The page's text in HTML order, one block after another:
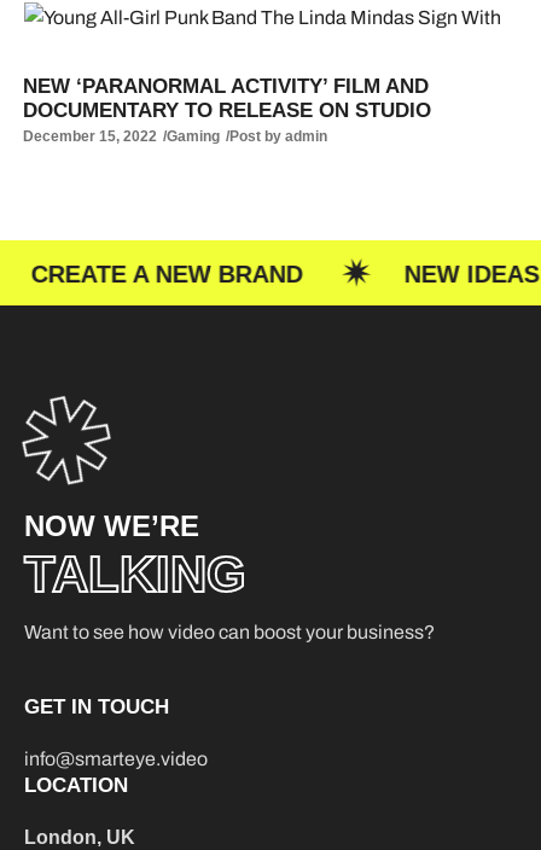
NEW ‘PARANORMAL ACTIVITY’ FILM AND
DOCUMENTARY TO RELEASE ON STUDIO
December 15, 2022 Gaming Post by admin
A NEW BRAND NEW IDEAS
NOW WE’RE
TALKING
Want to see how video can boost your business?
GET IN TOUCH
info@smarteye.video
LOCATION
London, UK